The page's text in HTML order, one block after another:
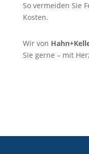
So vermeiden Sie
Kosten.
Wir von
Sie gerne – mit